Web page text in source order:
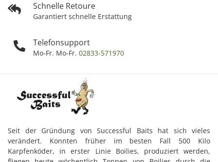
Schnelle Retoure
Garantiert schnelle Erstattung
Telefonsupport
Mo-Fr. Mo-Fr. 02833-571970
Seit der Gründung von Successful Baits hat sich vieles
verändert. Konnten früher im besten Fall 500 Kilo
Karpfenköder, in erster Linie Boilies, produziert werden,